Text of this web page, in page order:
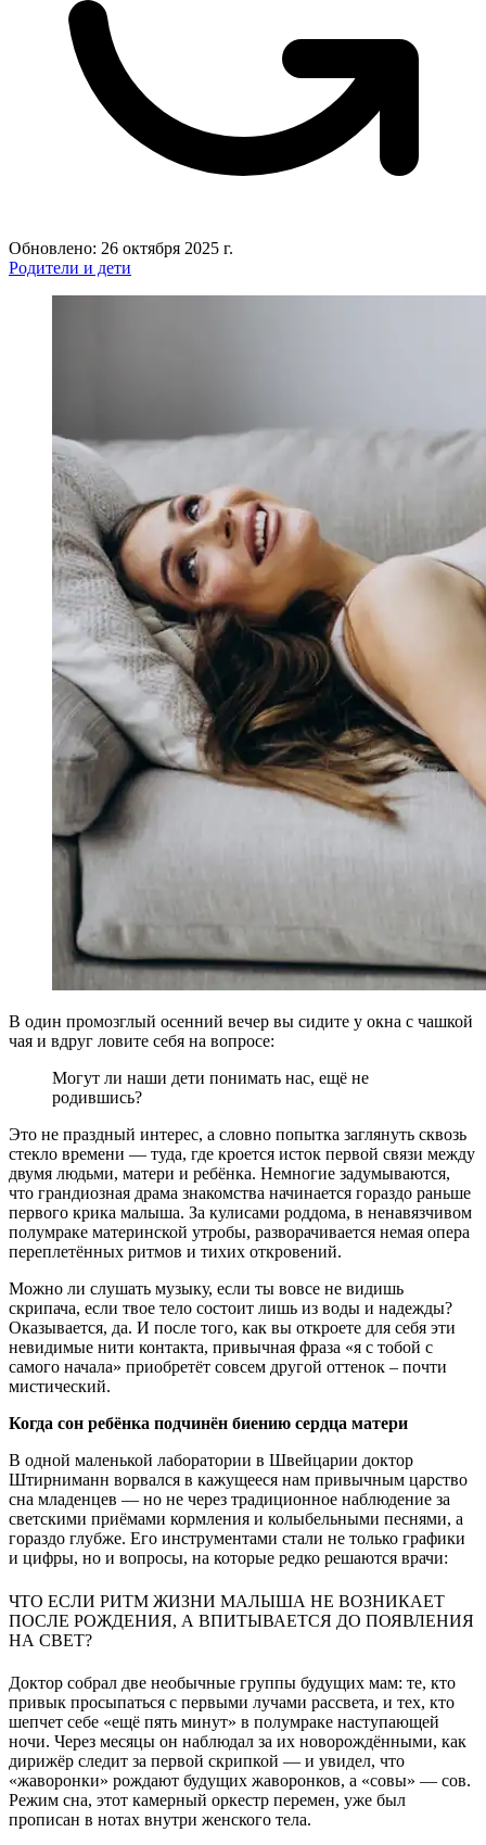
Обновлено: 26 октября 2025 г.
Родители и дети
В один промозглый осенний вечер вы сидите у окна с чашкой
чая и вдруг ловите себя на вопросе:
Могут ли наши дети понимать нас, ещё не
родившись?
Это не праздный интерес, а словно попытка заглянуть сквозь
стекло времени — туда, где кроется исток первой связи между
двумя людьми, матери и ребёнка. Немногие задумываются,
что грандиозная драма знакомства начинается гораздо раньше
первого крика малыша. За кулисами роддома, в ненавязчивом
полумраке материнской утробы, разворачивается немая опера
переплетённых ритмов и тихих откровений.
Можно ли слушать музыку, если ты вовсе не видишь
скрипача, если твое тело состоит лишь из воды и надежды?
Оказывается, да. И после того, как вы откроете для себя эти
невидимые нити контакта, привычная фраза «я с тобой с
самого начала» приобретёт совсем другой оттенок – почти
мистический.
Когда сон ребёнка подчинён биению сердца матери
В одной маленькой лаборатории в Швейцарии доктор
Штирниманн ворвался в кажущееся нам привычным царство
сна младенцев — но не через традиционное наблюдение за
светскими приёмами кормления и колыбельными песнями, а
гораздо глубже. Его инструментами стали не только графики
и цифры, но и вопросы, на которые редко решаются врачи:
ЧТО ЕСЛИ РИТМ ЖИЗНИ МАЛЫША НЕ ВОЗНИКАЕТ
ПОСЛЕ РОЖДЕНИЯ, А ВПИТЫВАЕТСЯ ДО ПОЯВЛЕНИЯ
НА СВЕТ?
Доктор собрал две необычные группы будущих мам: те, кто
привык просыпаться с первыми лучами рассвета, и тех, кто
шепчет себе «ещё пять минут» в полумраке наступающей
ночи. Через месяцы он наблюдал за их новорождёнными, как
дирижёр следит за первой скрипкой — и увидел, что
«жаворонки» рождают будущих жаворонков, а «совы» — сов.
Режим сна, этот камерный оркестр перемен, уже был
прописан в нотах внутри женского тела.